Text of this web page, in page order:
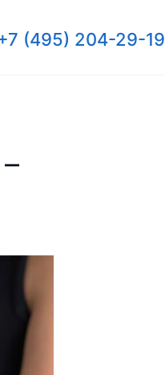
(495) 204-29-19